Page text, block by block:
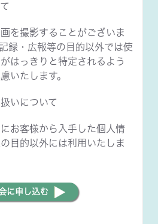
を撮影することがございま
録・広報等の目的以外では使
はっきりと特定されるよう
いたします。
いについて
お客様から入手した個人情
目的以外には利用いたしま
に申し込む